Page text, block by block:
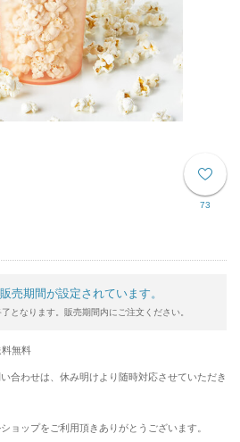
73
売期間が設定されています。
となります。販売期間内にご注文ください。
無料
合わせは、休み明けより随時対応させていただき
ョップをご利用頂きありがとうございます。